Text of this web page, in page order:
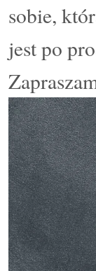
sobie,
jest po